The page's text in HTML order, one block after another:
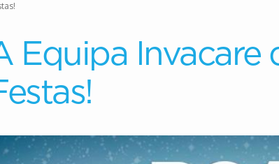
Equipa Invacare